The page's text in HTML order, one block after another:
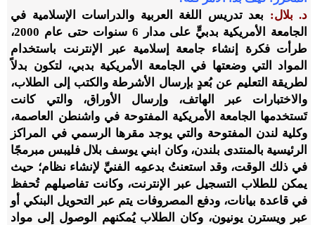
د. بلال: بعد تدريس اللغة العربية والدراسات الإسلامية في
الجامعة الأمريكية بدبيٍّ على مدار 6 سنوات حتى عام 2000،
طرأت فكرة إنشاء جامعة إسلامية عبر الإنترنت باستخدام
المواد التي وضعتها في الجامعة الأمريكية بدبي، لتكون بدلاً
لطريقة التعليم عن بُعدٍ بإرسال الأشرطة والكتب إلى الطلاب،
والاختبارات عبر الهاتف، وإرسال الأوراق، والتي كانت
تَستخدمها الجامعة الأمريكية المفتوحة في واشنطن العاصمة،
وكلية لندن المفتوحة والتي يوجد مقرها الرسمي في المراكز
الرئيسية بالمنتدى بلندن، وكان ابني يوسف بلال فليبس مبرمجًا
في ذلك الوقت، وقد استعنتُ بدعمِه الفنيِّ لإنشاء نظام؛ حيث
يمكن للطلاب التسجيل عبر الإنترنت، وكانت تفاصيلهم تُحفظ
في قاعدة بيانات، ودفع المصروفات يتم عبر التحويل البنكي أو
عبر ويسترن يونيون، وكان الطلاب يُمكنهم الوصول إلى مواد